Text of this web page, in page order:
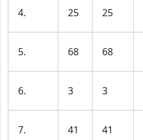
4. 25 25
5. 68 68
6. 3 3
7. 41 41